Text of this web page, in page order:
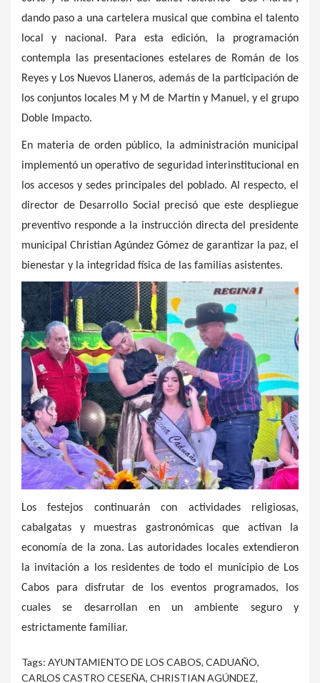
dando paso a una cartelera musical que combina el talento
local y nacional. Para esta edición, la programación
contempla las presentaciones estelares de Román de los
Reyes y Los Nuevos Llaneros, además de la participación de
los conjuntos locales M y M de Martín y Manuel, y el grupo
Doble Impacto.
En materia de orden público, la administración municipal
implementó un operativo de seguridad interinstitucional en
los accesos y sedes principales del poblado. Al respecto, el
director de Desarrollo Social precisó que este despliegue
preventivo responde a la instrucción directa del presidente
municipal Christian Agúndez Gómez de garantizar la paz, el
bienestar y la integridad física de las familias asistentes.
Los festejos continuarán con actividades religiosas,
cabalgatas y muestras gastronómicas que activan la
economía de la zona. Las autoridades locales extendieron
la invitación a los residentes de todo el municipio de Los
Cabos para disfrutar de los eventos programados, los
cuales se desarrollan en un ambiente seguro y
estrictamente familiar.
Tags: AYUNTAMIENTO DE LOS CABOS, CADUAÑO,
CARLOS CASTRO CESEÑA, CHRISTIAN AGÚNDEZ,